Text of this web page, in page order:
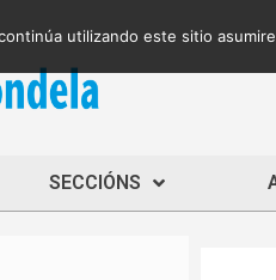
SECCIÓNS
utilizando este sitio